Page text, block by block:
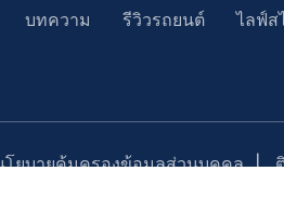
บทความ รีวิวรถยนต์ ไลฟ์ส
โยบายคุ้มครองข้อมูลส่วนบุคคล